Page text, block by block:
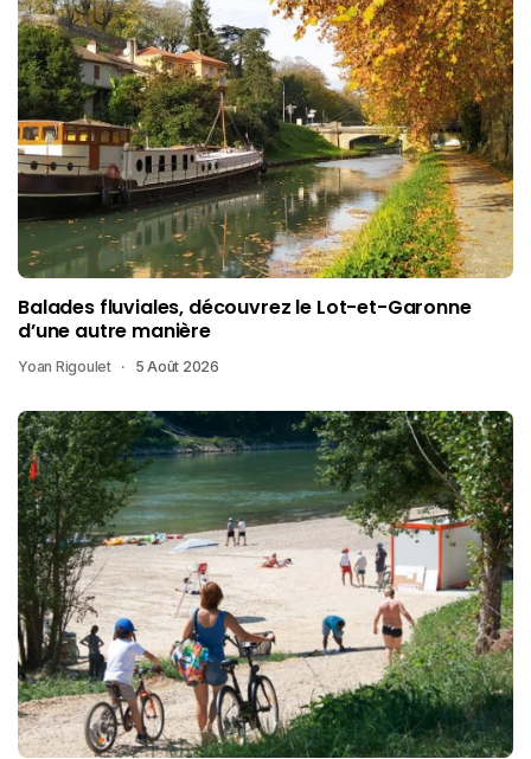
Balades fluviales, découvrez le Lot-et-Garonne
d’une autre manière
Yoan Rigoulet 5 Août 2026